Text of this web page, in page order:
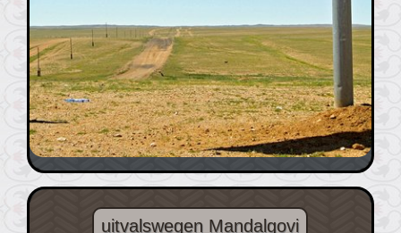
uitvalswegen Mandalgovi